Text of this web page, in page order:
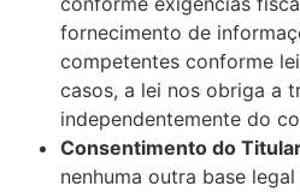
fornecimento de
competentes conforme
casos, a lei nos obriga a
independentemente do
Consentimento do
nenhuma outra base